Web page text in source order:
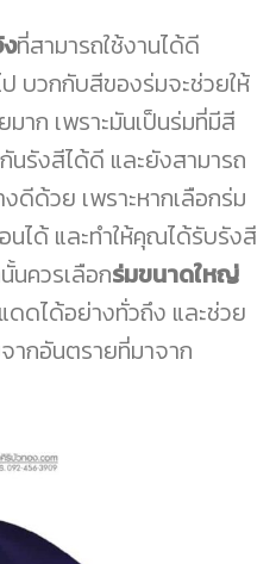
ที่สามารถใช้งานได้ดี
บวกกับสีของร่มจะช่วยให้
าก เพราะมันเป็นร่มที่มีสี
นรังสีได้ดี และยังสามารถ
ดีด้วย เพราะหากเลือกร่ม
ได้ และทำให้คุณได้รับรังสี
นควรเลือกร่มขนาดใหญ่
ดดได้อย่างทั่วถึง และช่วย
กอันตรายที่มาจาก